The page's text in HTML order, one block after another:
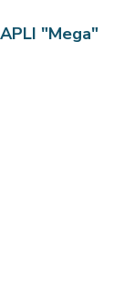
"Mega"